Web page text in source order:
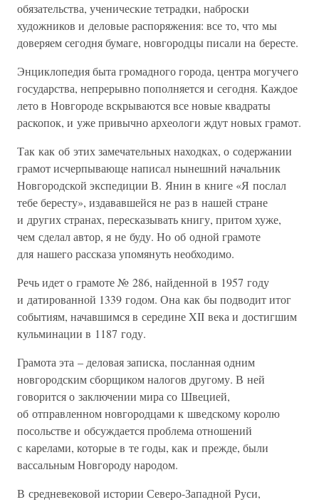
обязательства, ученические тетрадки, наброски
художников и деловые распоряжения: все то, что мы
доверяем сегодня бумаге, новгородцы писали на бересте.
Энциклопедия быта громадного города, центра могучего
государства, непрерывно пополняется и сегодня. Каждое
лето в Новгороде вскрываются все новые квадраты
раскопок, и уже привычно археологи ждут новых грамот.
Так как об этих замечательных находках, о содержании
грамот исчерпывающе написал нынешний начальник
Новгородской экспедиции В. Янин в книге «Я послал
тебе бересту», издававшейся не раз в нашей стране
и других странах, пересказывать книгу, притом хуже,
чем сделал автор, я не буду. Но об одной грамоте
для нашего рассказа упомянуть необходимо.
Речь идет о грамоте № 286, найденной в 1957 году
и датированной 1339 годом. Она как бы подводит итог
событиям, начавшимся в середине XII века и достигшим
кульминации в 1187 году.
Грамота эта – деловая записка, посланная одним
новгородским сборщиком налогов другому. В ней
говорится о заключении мира со Швецией,
об отправленном новгородцами к шведскому королю
посольстве и обсуждается проблема отношений
с карелами, которые в те годы, как и прежде, были
вассальным Новгороду народом.
В средневековой истории Северо-Западной Руси,